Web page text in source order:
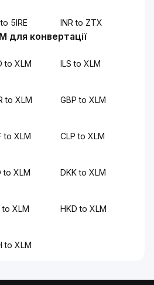
5IRE INR to ZTX
для конвертації
to XLM ILS to XLM
to XLM GBP to XLM
to XLM CLP to XLM
to XLM DKK to XLM
to XLM HKD to XLM
to XLM